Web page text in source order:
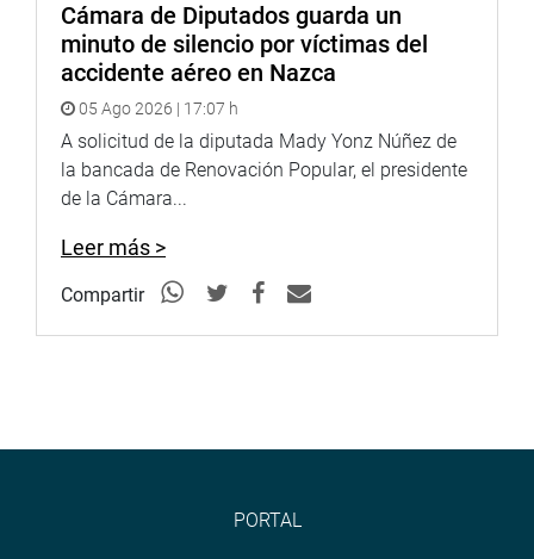
Cámara de Diputados guarda un
minuto de silencio por víctimas del
accidente aéreo en Nazca
05 Ago 2026 | 17:07 h
A solicitud de la diputada Mady Yonz Núñez de
la bancada de Renovación Popular, el presidente
de la Cámara...
Leer más >
Compartir
PORTAL